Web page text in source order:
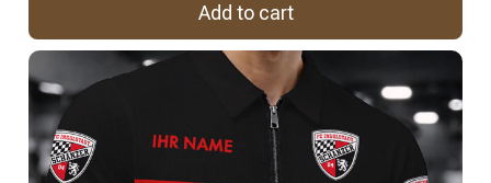
Add to cart